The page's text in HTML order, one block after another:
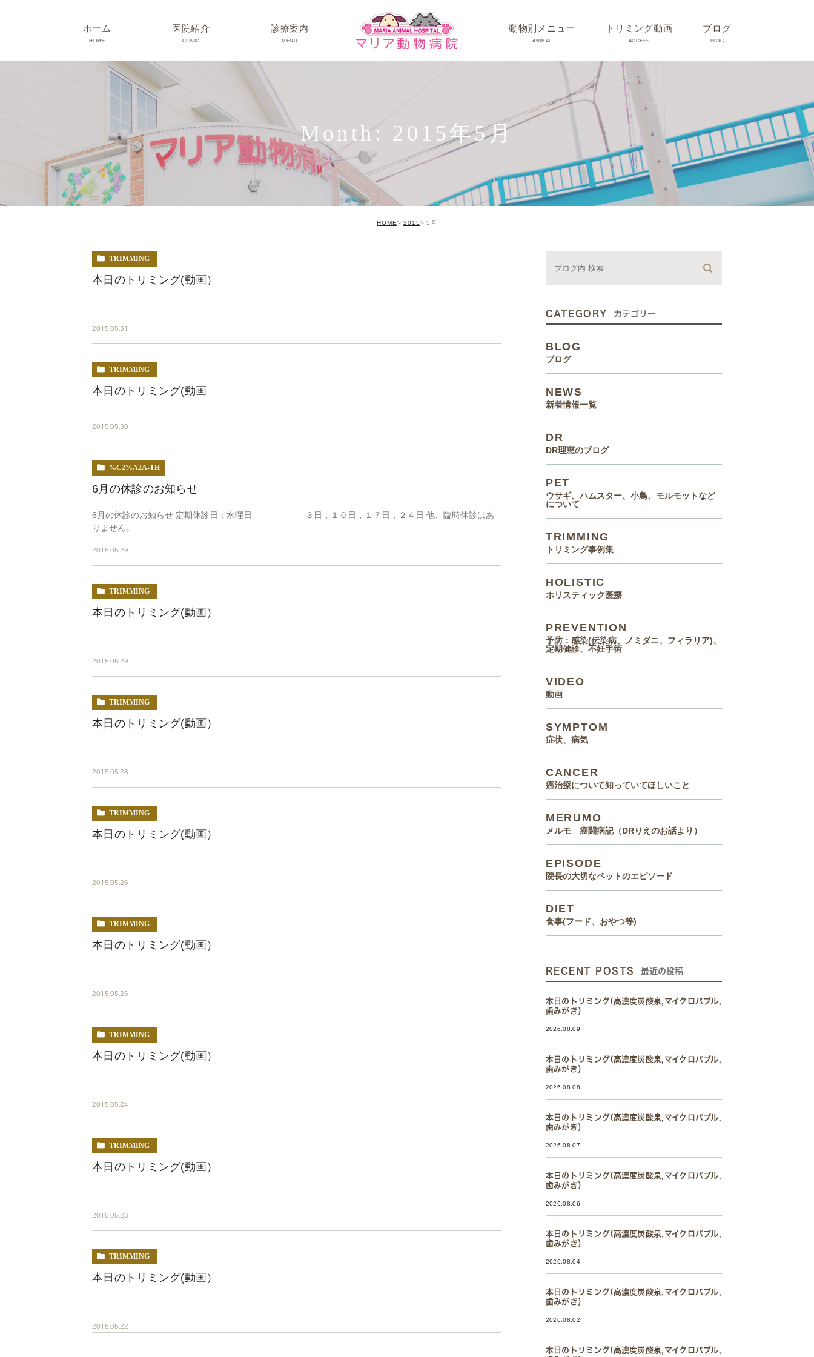
ホーム
HOME
医院紹介
CLINIC
院長･スタッフ紹介
診療時間･アクセス
院内紹介･初診の方へ
医院設備
診療案内
MENU
動物別メニュー
ANIMAL
ネコちゃんの病気
うさぎちゃん･その他動物の病気
トリミング動画
ACCESS
ブログ
BLOG
うさぎ、ハムスター、小鳥、
モルモットなどについて
トリミング事例集
ホリスティック医療
Month: 2015年5月
HOME 2015 5月
TRIMMING
本日のトリミング(動画）
2015.05.31
TRIMMING
本日のトリミング(動画
2015.05.30
%C2%A2A-TH
6月の休診のお知らせ
6月の休診のお知らせ 定期休診日：水曜日 ３日，１０日，１７日，２４日 他、臨時休診はあ
りません。
2015.05.29
TRIMMING
本日のトリミング(動画）
2015.05.29
TRIMMING
本日のトリミング(動画）
2015.05.28
TRIMMING
本日のトリミング(動画）
2015.05.26
TRIMMING
本日のトリミング(動画）
2015.05.25
TRIMMING
本日のトリミング(動画）
2015.05.24
TRIMMING
本日のトリミング(動画）
2015.05.23
TRIMMING
本日のトリミング(動画）
2015.05.22
CATEGORY カテゴリー
BLOG
ブログ
NEWS
新着情報一覧
DR
DR理恵のブログ
PET
ウサギ、ハムスター、小鳥、モルモットなど
について
TRIMMING
トリミング事例集
HOLISTIC
ホリスティック医療
PREVENTION
予防：感染(伝染病、ノミダニ、フィラリア)、
定期健診、不妊手術
VIDEO
動画
SYMPTOM
症状、病気
CANCER
癌治療について知っていてほしいこと
MERUMO
メルモ 癌闘病記（DRりえのお話より）
EPISODE
院長の大切なペットのエピソード
DIET
食事(フード、おやつ等)
RECENT POSTS 最近の投稿
本日のトリミング(高濃度炭酸泉,マイクロバブル,
歯みがき）
2026.08.09
本日のトリミング(高濃度炭酸泉,マイクロバブル,
歯みがき）
2026.08.08
本日のトリミング(高濃度炭酸泉,マイクロバブル,
歯みがき）
2026.08.07
本日のトリミング(高濃度炭酸泉,マイクロバブル,
歯みがき）
2026.08.06
本日のトリミング(高濃度炭酸泉,マイクロバブル,
歯みがき）
2026.08.04
本日のトリミング(高濃度炭酸泉,マイクロバブル,
歯みがき）
2026.08.02
本日のトリミング(高濃度炭酸泉,マイクロバブル,